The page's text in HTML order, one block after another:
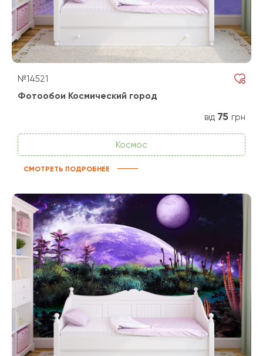
№14521
Фотообои Космический город
від 75 грн
Космос
СМОТРЕТЬ ПОДРОБНЕЕ